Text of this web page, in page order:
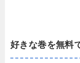
好きな巻を無料